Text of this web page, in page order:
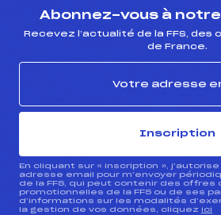
Abonnez-vous à
Recevez l’actualité de la FFS, des
de France.
Inscription
En cliquant sur « inscription », j’autorise
adresse email pour m’envoyer
de la FFS, qui peut contenir des
promotionnelles de la FFS ou de ses
d’informations sur les modalités
la gestion de vos données, cliquez ici